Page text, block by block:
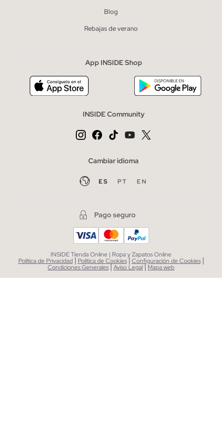
Blog
Rebajas de verano
App INSIDE Shop
INSIDE Community
Cambiar idioma
ES PT EN
Pago seguro
INSIDE Tienda Online | Ropa y Zapatos Online
Política de Privacidad | Política de Cookies| Configuración de Cookies |
Condiciones Generales|Aviso Legal| Mapa web